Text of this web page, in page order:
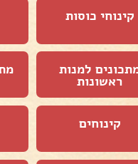
קינוחי כוסות
למנות
ראשונות
קינוחים